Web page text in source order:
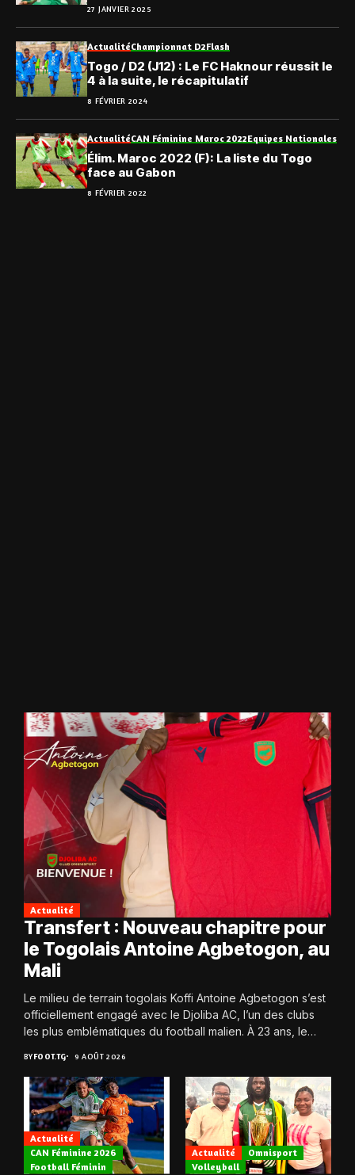
27 JANVIER 2025
ActualitéChampionnat D2Flash
Togo / D2 (J12) : Le FC Haknour réussit le
4 à la suite, le récapitulatif
8 FÉVRIER 2024
ActualitéCAN Féminine Maroc 2022Equipes Nationales
Élim. Maroc 2022 (F): La liste du Togo
face au Gabon
8 FÉVRIER 2022
Actualité
Transfert : Nouveau chapitre pour
le Togolais Antoine Agbetogon, au
Mali
Le milieu de terrain togolais Koffi Antoine Agbetogon s’est
officiellement engagé avec le Djoliba AC, l’un des clubs
les plus emblématiques du football malien. À 23 ans, le
BYFOOT.TG 9 AOÛT 2026
Actualité
CAN Féminine 2026
Football Féminin
Actualité
Omnisport
Volleyball